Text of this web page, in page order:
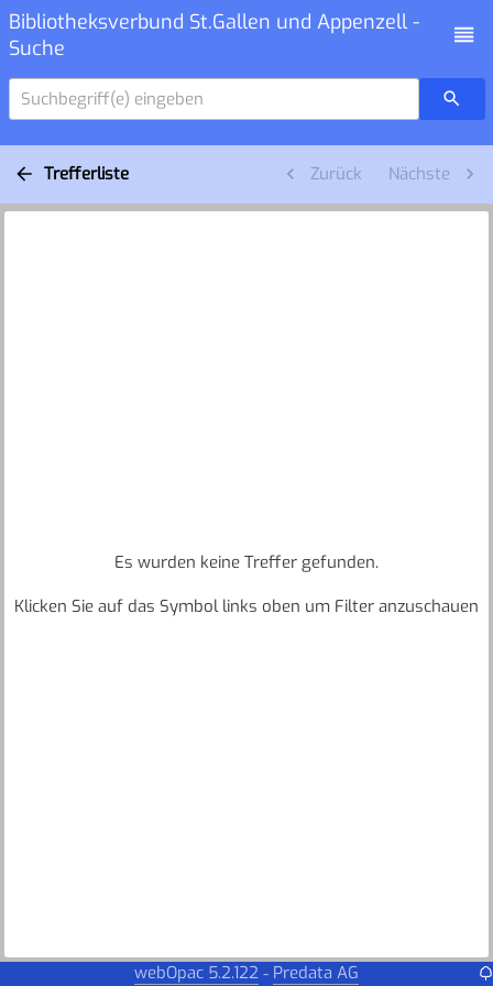
Bibliotheksverbund St.Gallen und Appenzell -
Suche
Suchbegriff(e) eingeben
Trefferliste Zurück Nächste
Es wurden keine Treffer gefunden.
Klicken Sie auf das Symbol links oben um Filter anzuschauen
webOpac 5.2.122 - Predata AG